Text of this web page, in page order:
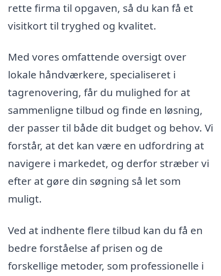
rette firma til opgaven, så du kan få et
visitkort til tryghed og kvalitet.
Med vores omfattende oversigt over
lokale håndværkere, specialiseret i
tagrenovering, får du mulighed for at
sammenligne tilbud og finde en løsning,
der passer til både dit budget og behov. Vi
forstår, at det kan være en udfordring at
navigere i markedet, og derfor stræber vi
efter at gøre din søgning så let som
muligt.
Ved at indhente flere tilbud kan du få en
bedre forståelse af prisen og de
forskellige metoder, som professionelle i